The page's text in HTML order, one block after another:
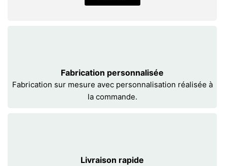
Fabrication personnalisée
Fabrication sur mesure avec personnalisation réalisée à
la commande.
Livraison rapide